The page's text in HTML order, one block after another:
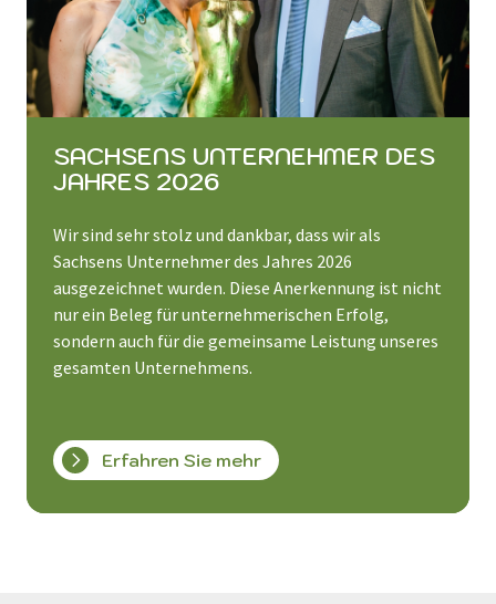
SACHSENS UNTERNEHMER DES
JAHRES 2026
Wir sind sehr stolz und dankbar, dass wir als
Sachsens Unternehmer des Jahres 2026
ausgezeichnet wurden. Diese Anerkennung ist nicht
nur ein Beleg für unternehmerischen Erfolg,
sondern auch für die gemeinsame Leistung unseres
gesamten Unternehmens.
Erfahren Sie mehr